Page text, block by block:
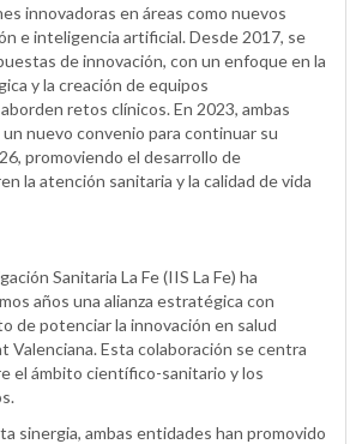
innovadoras en áreas como nuevos
e inteligencia artificial. Desde 2017, se
de innovación, con un enfoque en la
y la creación de equipos
retos clínicos. En 2023, ambas
nuevo convenio para continuar su
promoviendo el desarrollo de
la atención sanitaria y la calidad de vida
Sanitaria La Fe (IIS La Fe) ha
años una alianza estratégica con
de potenciar la innovación en salud
Valenciana. Esta colaboración se centra
el ámbito científico-sanitario y los
sinergia, ambas entidades han promovido